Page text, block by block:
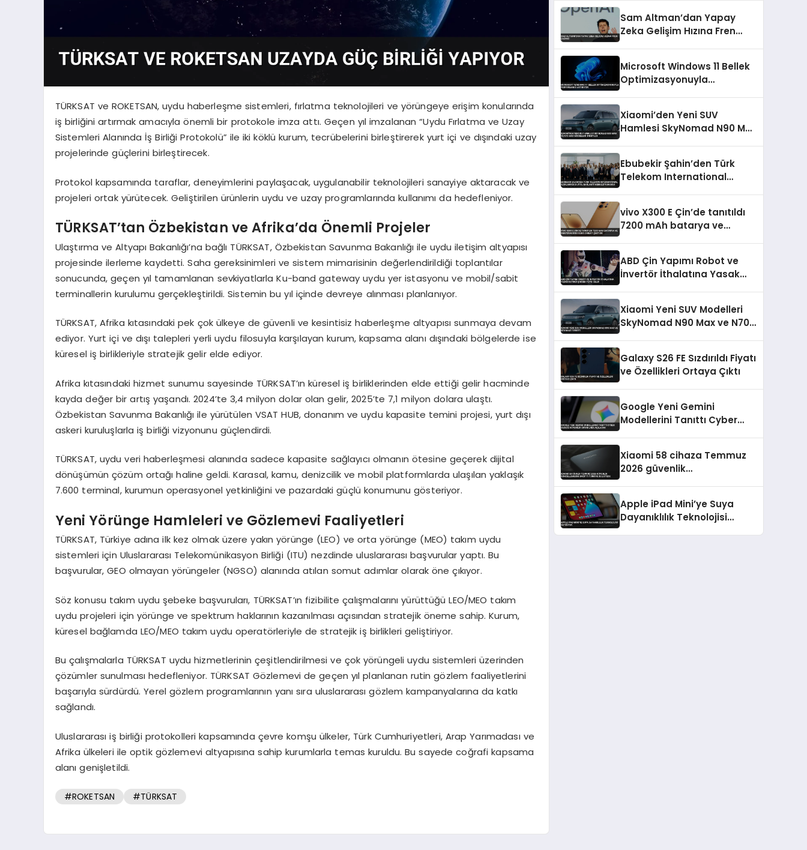
TÜRKSAT ve ROKETSAN, uydu haberleşme sistemleri, fırlatma teknolojileri ve yörüngeye erişim konularında
iş birliğini artırmak amacıyla önemli bir protokole imza attı. Geçen yıl imzalanan “Uydu Fırlatma ve Uzay
Sistemleri Alanında İş Birliği Protokolü” ile iki köklü kurum, tecrübelerini birleştirerek yurt içi ve dışındaki uzay
projelerinde güçlerini birleştirecek.
Protokol kapsamında taraflar, deneyimlerini paylaşacak, uygulanabilir teknolojileri sanayiye aktaracak ve
projeleri ortak yürütecek. Geliştirilen ürünlerin uydu ve uzay programlarında kullanımı da hedefleniyor.
TÜRKSAT’tan Özbekistan ve Afrika’da Önemli Projeler
Ulaştırma ve Altyapı Bakanlığı’na bağlı TÜRKSAT, Özbekistan Savunma Bakanlığı ile uydu iletişim altyapısı
projesinde ilerleme kaydetti. Saha gereksinimleri ve sistem mimarisinin değerlendirildiği toplantılar
sonucunda, geçen yıl tamamlanan sevkiyatlarla Ku-band gateway uydu yer istasyonu ve mobil/sabit
terminallerin kurulumu gerçekleştirildi. Sistemin bu yıl içinde devreye alınması planlanıyor.
TÜRKSAT, Afrika kıtasındaki pek çok ülkeye de güvenli ve kesintisiz haberleşme altyapısı sunmaya devam
ediyor. Yurt içi ve dışı talepleri yerli uydu filosuyla karşılayan kurum, kapsama alanı dışındaki bölgelerde ise
küresel iş birlikleriyle stratejik gelir elde ediyor.
Afrika kıtasındaki hizmet sunumu sayesinde TÜRKSAT’ın küresel iş birliklerinden elde ettiği gelir hacminde
kayda değer bir artış yaşandı. 2024’te 3,4 milyon dolar olan gelir, 2025’te 7,1 milyon dolara ulaştı.
Özbekistan Savunma Bakanlığı ile yürütülen VSAT HUB, donanım ve uydu kapasite temini projesi, yurt dışı
askeri kuruluşlarla iş birliği vizyonunu güçlendirdi.
TÜRKSAT, uydu veri haberleşmesi alanında sadece kapasite sağlayıcı olmanın ötesine geçerek dijital
dönüşümün çözüm ortağı haline geldi. Karasal, kamu, denizcilik ve mobil platformlarda ulaşılan yaklaşık
7.600 terminal, kurumun operasyonel yetkinliğini ve pazardaki güçlü konumunu gösteriyor.
Yeni Yörünge Hamleleri ve Gözlemevi Faaliyetleri
TÜRKSAT, Türkiye adına ilk kez olmak üzere yakın yörünge (LEO) ve orta yörünge (MEO) takım uydu
sistemleri için Uluslararası Telekomünikasyon Birliği (ITU) nezdinde uluslararası başvurular yaptı. Bu
başvurular, GEO olmayan yörüngeler (NGSO) alanında atılan somut adımlar olarak öne çıkıyor.
Söz konusu takım uydu şebeke başvuruları, TÜRKSAT’ın fizibilite çalışmalarını yürüttüğü LEO/MEO takım
uydu projeleri için yörünge ve spektrum haklarının kazanılması açısından stratejik öneme sahip. Kurum,
küresel bağlamda LEO/MEO takım uydu operatörleriyle de stratejik iş birlikleri geliştiriyor.
Bu çalışmalarla TÜRKSAT uydu hizmetlerinin çeşitlendirilmesi ve çok yörüngeli uydu sistemleri üzerinden
çözümler sunulması hedefleniyor. TÜRKSAT Gözlemevi de geçen yıl planlanan rutin gözlem faaliyetlerini
başarıyla sürdürdü. Yerel gözlem programlarının yanı sıra uluslararası gözlem kampanyalarına da katkı
sağlandı.
Uluslararası iş birliği protokolleri kapsamında çevre komşu ülkeler, Türk Cumhuriyetleri, Arap Yarımadası ve
Afrika ülkeleri ile optik gözlemevi altyapısına sahip kurumlarla temas kuruldu. Bu sayede coğrafi kapsama
alanı genişletildi.
#ROKETSAN #TÜRKSAT
Sam Altman’dan Yapay
Zeka Gelişim Hızına Fren
Microsoft Windows 11 Bellek
Optimizasyonuyla
Xiaomi’den Yeni SUV
Hamlesi SkyNomad N90 Max
Ebubekir Şahin’den Türk
Telekom International
vivo X300 E Çin’de tanıtıldı
7200 mAh batarya ve
ABD Çin Yapımı Robot ve
İnvertör İthalatına Yasak
Xiaomi Yeni SUV Modelleri
SkyNomad N90 Max ve N70
Galaxy S26 FE Sızdırıldı Fiyatı
ve Özellikleri Ortaya Çıktı
Google Yeni Gemini
Modellerini Tanıttı Cyber
Xiaomi 58 cihaza Temmuz
2026 güvenlik
Apple iPad Mini’ye Suya
Dayanıklılık Teknolojisi